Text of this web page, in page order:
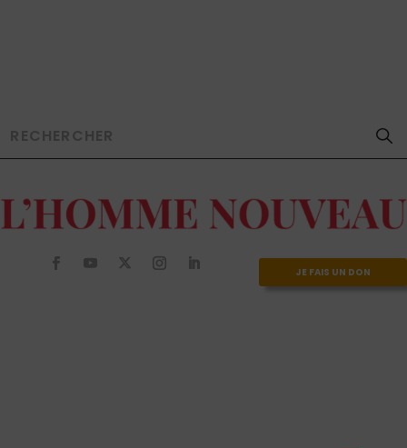
JE FAIS UN DON